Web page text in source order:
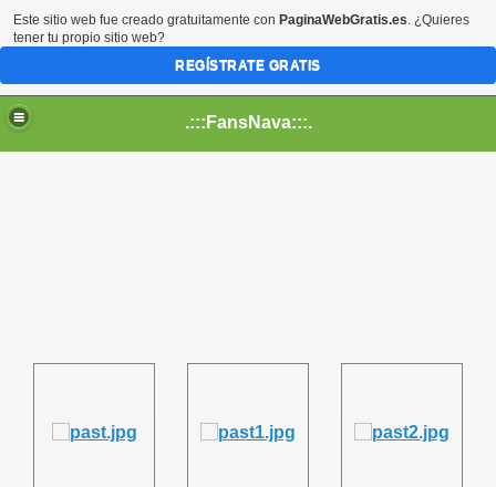
.:::FansNava:::.
Este sitio web fue creado gratuitamente con PaginaWebGratis.es. ¿Quieres
tener tu propio sitio web?
REGÍSTRATE GRATIS